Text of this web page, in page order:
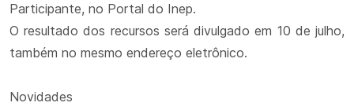
Participante, no Portal do Inep.
O resultado dos recursos será divulgado em 10 de julho,
também no mesmo endereço eletrônico.
Novidades